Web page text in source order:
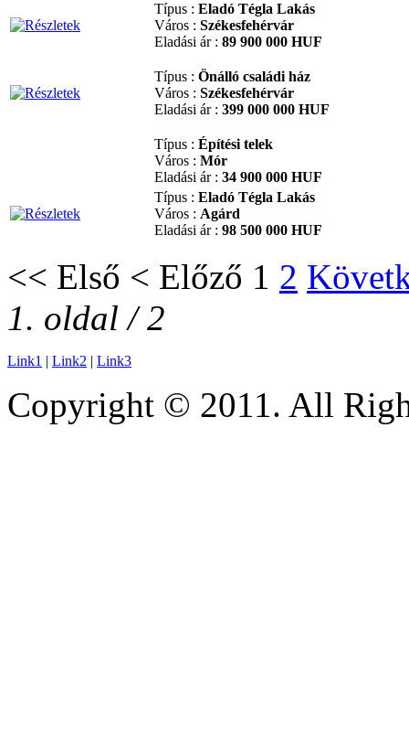
Típus : Eladó Tégla Lakás
Város : Székesfehérvár
Eladási ár : 89 900 000 HUF
Típus : Önálló családi ház
Város : Székesfehérvár
Eladási ár : 399 000 000 HUF
Típus : Építési telek
Város : Mór
Eladási ár : 34 900 000 HUF
Típus : Eladó Tégla Lakás
Város : Agárd
Eladási ár : 98 500 000 HUF
<< Első < Előző 1 2
1. oldal / 2
Link1 Link2 Link3
Copyright © 2011. All